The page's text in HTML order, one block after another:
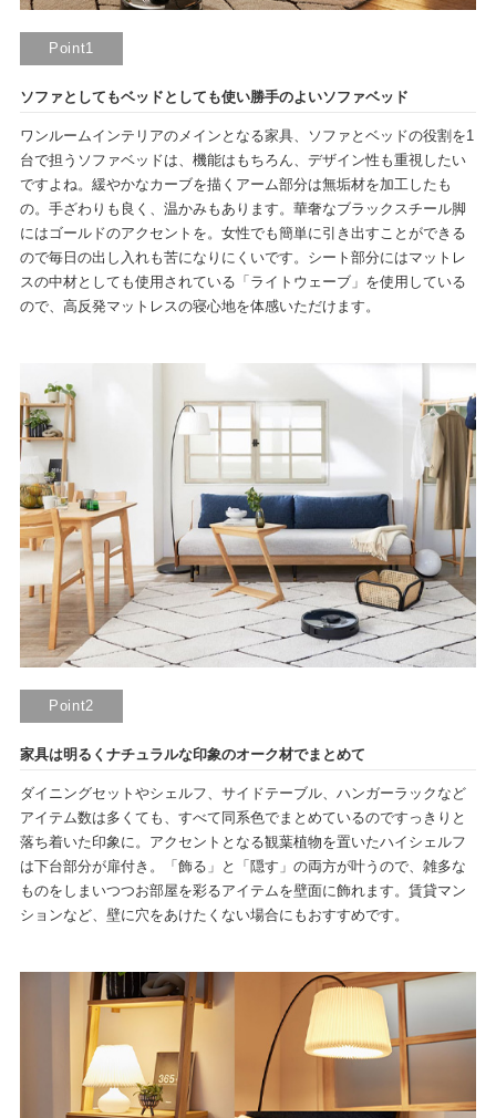
Point1
ソファとしてもベッドとしても使い勝手のよいソファベッド
ワンルームインテリアのメインとなる家具、ソファとベッドの役割を1
台で担うソファベッドは、機能はもちろん、デザイン性も重視したい
ですよね。緩やかなカーブを描くアーム部分は無垢材を加工したも
の。手ざわりも良く、温かみもあります。華奢なブラックスチール脚
にはゴールドのアクセントを。女性でも簡単に引き出すことができる
ので毎日の出し入れも苦になりにくいです。シート部分にはマットレ
スの中材としても使用されている「ライトウェーブ」を使用している
ので、高反発マットレスの寝心地を体感いただけます。
Point2
家具は明るくナチュラルな印象のオーク材でまとめて
ダイニングセットやシェルフ、サイドテーブル、ハンガーラックなど
アイテム数は多くても、すべて同系色でまとめているのですっきりと
落ち着いた印象に。アクセントとなる観葉植物を置いたハイシェルフ
は下台部分が扉付き。「飾る」と「隠す」の両方が叶うので、雑多な
ものをしまいつつお部屋を彩るアイテムを壁面に飾れます。賃貸マン
ションなど、壁に穴をあけたくない場合にもおすすめです。